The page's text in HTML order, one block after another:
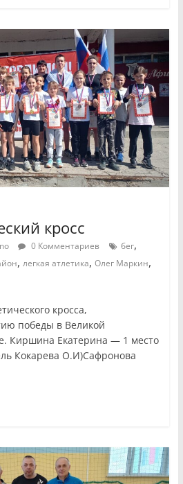
кросс
0 Комментариев бег,
, легкая атлетика, Олег Маркин,
кросса,
победы в Великой
Киршина Екатерина — 1 место
Кокарева О.И)Сафронова